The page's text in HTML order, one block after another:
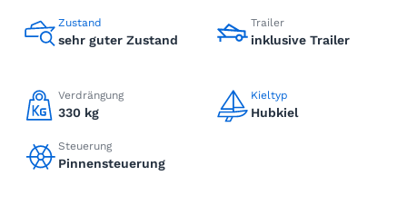
Zustand
sehr guter Zustand
Trailer
inklusive Trailer
Verdrängung
330 kg
Kieltyp
Hubkiel
Steuerung
Pinnensteuerung